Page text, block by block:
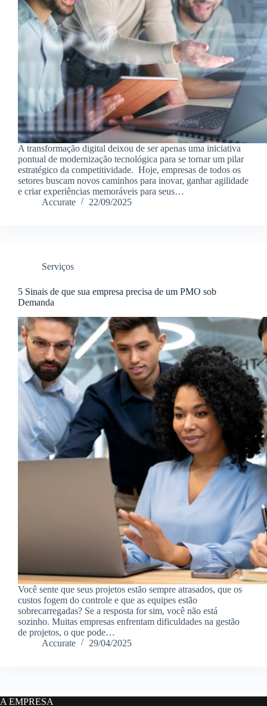
A transformação digital deixou de ser apenas uma iniciativa
pontual de modernização tecnológica para se tornar um pilar
estratégico da competitividade. Hoje, empresas de todos os
setores buscam novos caminhos para inovar, ganhar agilidade
e criar experiências memoráveis para seus…
Accurate
22/09/2025
Serviços
5 Sinais de que sua empresa precisa de um PMO sob
Demanda
Você sente que seus projetos estão sempre atrasados, que os
custos fogem do controle e que as equipes estão
sobrecarregadas? Se a resposta for sim, você não está
sozinho. Muitas empresas enfrentam dificuldades na gestão
de projetos, o que pode…
Accurate
29/04/2025
A EMPRESA